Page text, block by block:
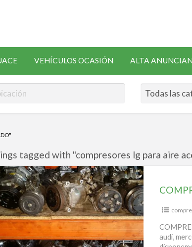
VEHÍCULOS OCASIÓN ALTA
tagged with "compresores lg para aire
audi,